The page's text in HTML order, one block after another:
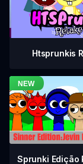
Htsprunkis
Sprunki Edição